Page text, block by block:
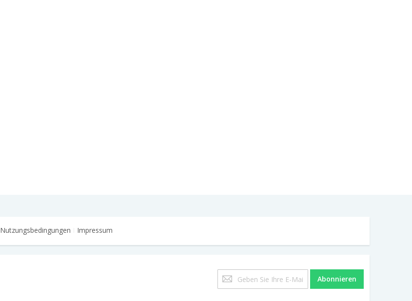
Nutzungsbedingungen Impressum
Melden
Sie
Abonnieren